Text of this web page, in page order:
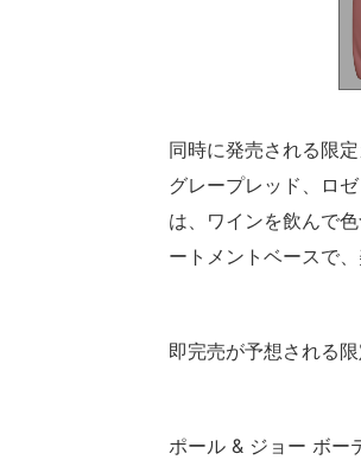
同時に発売される限
グレープレッド、ロ
は、ワインを飲んで
ートメントベースで
即完売が予想される
ポール & ジョー ボー